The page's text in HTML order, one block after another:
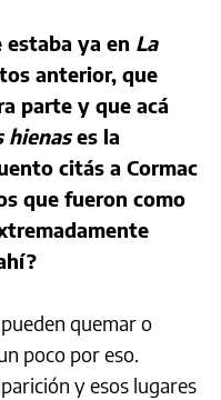
estaba ya en La
anterior, que
parte y que acá
hienases la
citás a Cormac
que fueron como
quemar o
poco por eso.
y esos lugares